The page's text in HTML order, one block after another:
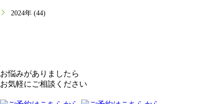
2024年 (44)
お悩みがありましたら
お気軽にご相談ください